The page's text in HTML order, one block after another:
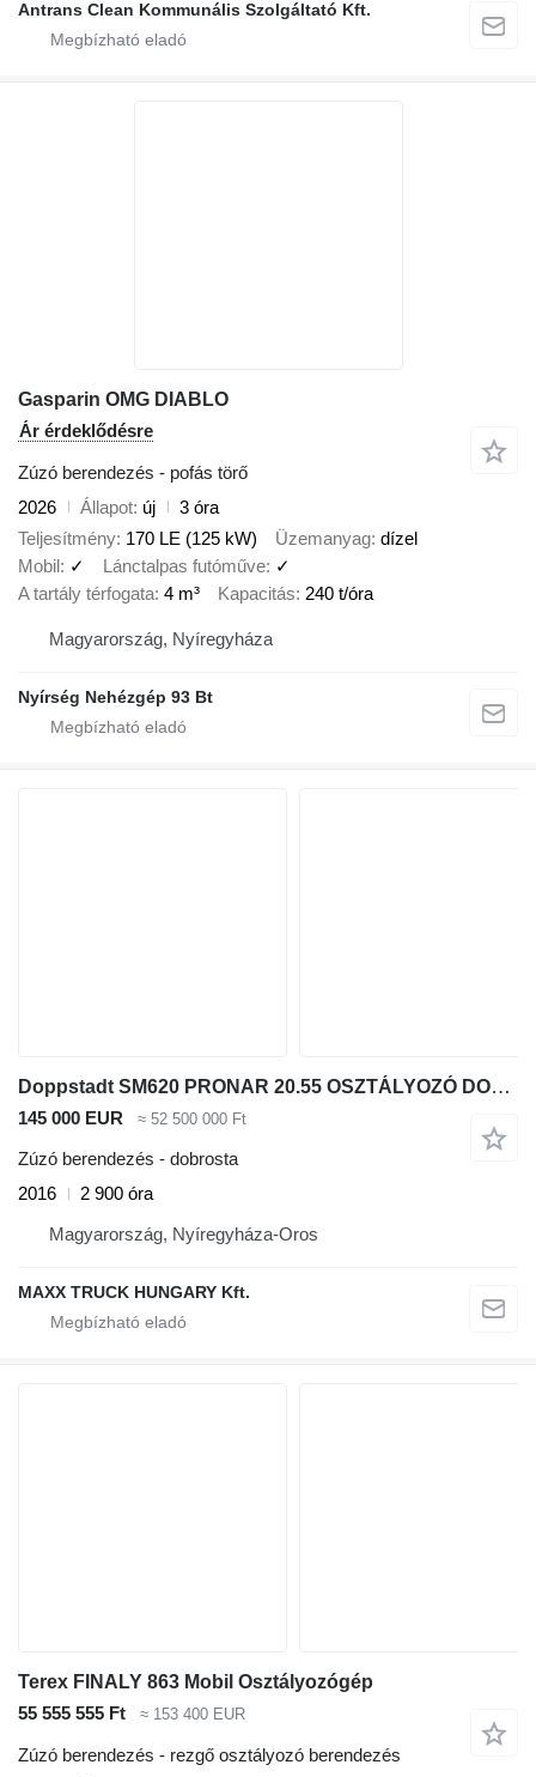
Antrans Clean Kommunális Szolgáltató Kft.
Gasparin OMG DIABLO
Ár érdeklődésre
Zúzó berendezés - pofás törő
2026
Állapot új
3 óra
Teljesítmény 170 LE (125 kW) Üzemanyag dízel
Mobil ✓ Lánctalpas futóműve ✓
A tartály térfogata 4 m³ Kapacitás 240 t/óra
Magyarország, Nyíregyháza
Nyírség Nehézgép 93 Bt
Doppstadt SM620 PRONAR 20.55 OSZTÁLYOZÓ DOBROSTA
145 000 EUR ≈ 52 500 000 Ft
Zúzó berendezés - dobrosta
2016
2 900 óra
Magyarország, Nyíregyháza-Oros
MAXX TRUCK HUNGARY Kft.
Terex FINALY 863 Mobil Osztályozógép
55 555 555 Ft
≈ 153 400 EUR
Zúzó berendezés - rezgő osztályozó berendezés